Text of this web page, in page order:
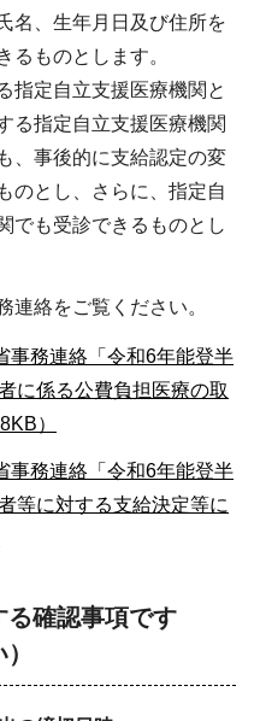
名、生年月日及び住所を
るものとします。
指定自立支援医療機関と
る指定自立支援医療機関
、事後的に支給認定の変
のとし、さらに、指定自
でも受診できるものとし
連絡をご覧ください。
事務連絡「令和6年能登半
に係る公費負担医療の取
）
事務連絡「令和6年能登半
等に対する支給決定等に
る確認事項です